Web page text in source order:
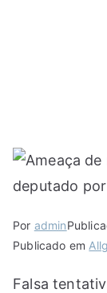
Por admin
Publicado em
Falsa